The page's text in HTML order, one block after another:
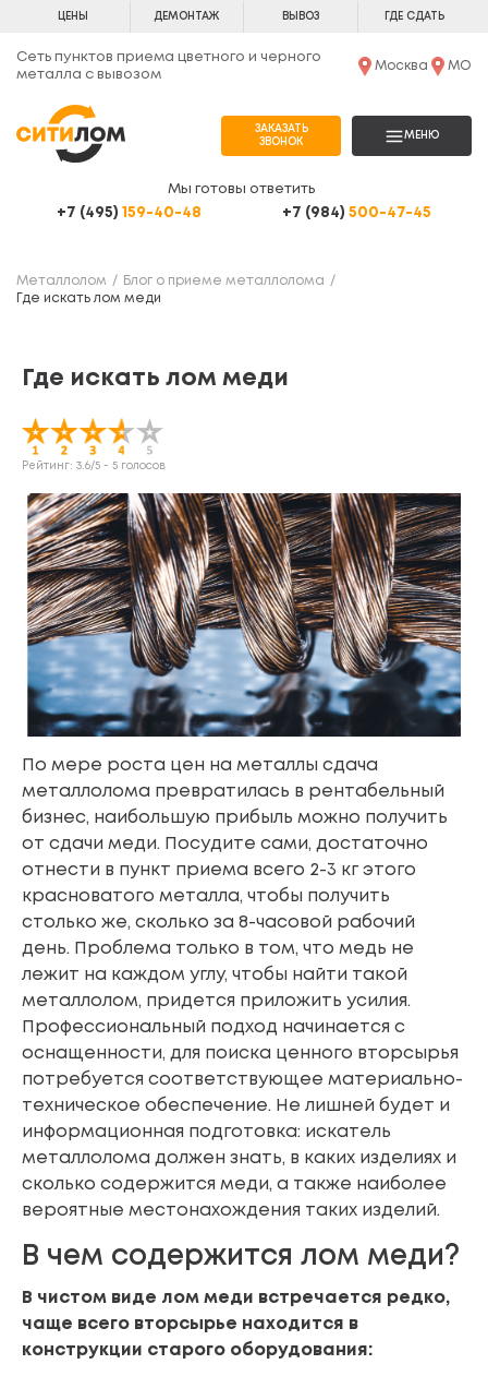
ЦЕНЫ ДЕМОНТАЖ ВЫВОЗ ГДЕ СДАТЬ
Сеть пунктов приема цветного и черного
металла с вывозом
Москва МО
Мы готовы ответить
+7 (495) 159-40-48 +7 (984) 500-47-45
ЗАКАЗАТЬ
ЗВОНОК
МЕНЮ
Металлолом
Блог о приеме металлолома
Где искать лом меди
Где искать лом меди
Рейтинг: 3.6/5 - 5 голосов
По мере роста цен на металлы сдача
металлолома превратилась в рентабельный
бизнес, наибольшую прибыль можно получить
от сдачи меди. Посудите сами, достаточно
отнести в пункт приема всего 2-3 кг этого
красноватого металла, чтобы получить
столько же, сколько за 8-часовой рабочий
день. Проблема только в том, что медь не
лежит на каждом углу, чтобы найти такой
металлолом, придется приложить усилия.
Профессиональный подход начинается с
оснащенности, для поиска ценного вторсырья
потребуется соответствующее материально-
техническое обеспечение. Не лишней будет и
информационная подготовка: искатель
металлолома должен знать, в каких изделиях и
сколько содержится меди, а также наиболее
вероятные местонахождения таких изделий.
В чем содержится лом меди?
В чистом виде лом меди встречается редко,
чаще всего вторсырье находится в
конструкции старого оборудования: